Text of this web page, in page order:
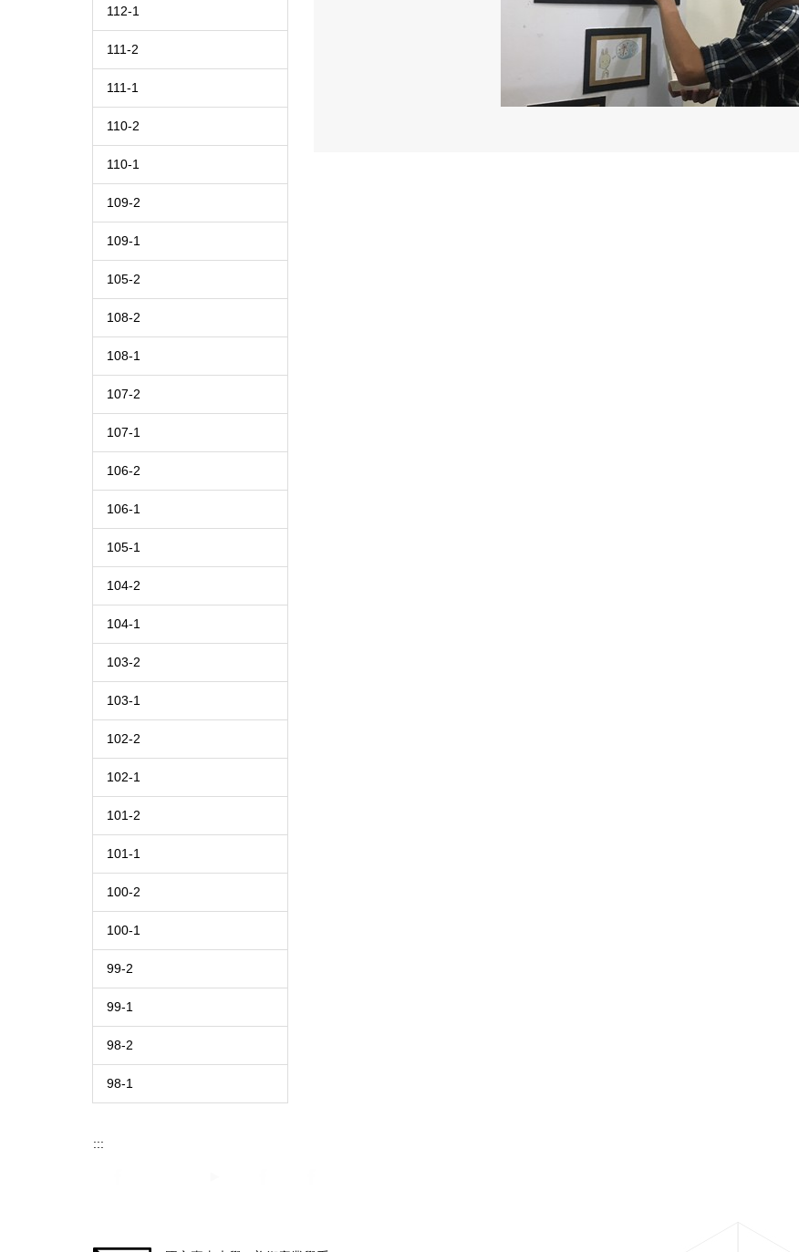
112-1
111-2
111-1
110-2
110-1
109-2
109-1
105-2
108-2
108-1
107-2
107-1
106-2
106-1
105-1
104-2
104-1
103-2
103-1
102-2
102-1
101-2
101-1
100-2
100-1
99-2
99-1
98-2
98-1
:::